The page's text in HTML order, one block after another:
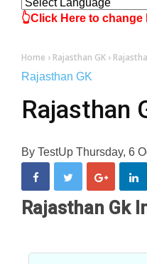
👆Click Here to
Home › Rajasthan GK ›
Rajasthan GK
Rajasthan
By TestUp Thursday, 6
Rajasthan Gk